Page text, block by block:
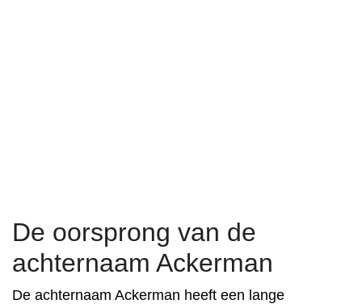
De oorsprong van de
achternaam Ackerman
De achternaam Ackerman heeft een lange